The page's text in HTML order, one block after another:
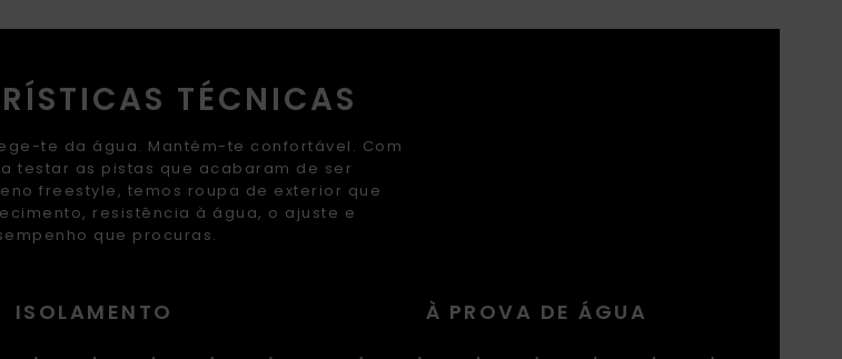
TÉCNICAS
te da água. Mantém-te confortável. Com
testar as pistas que acabaram de ser
freestyle, temos roupa de exterior que
resistência à água, o ajuste e
que procuras.
ISOLAMENTO À PROVA DE ÁGUA